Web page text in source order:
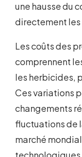
une hausse du
directement
Les coûts des
comprennent
les herbicides,
Ces variations
changements
fluctuations de
marché